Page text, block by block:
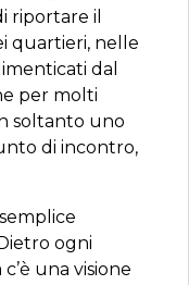
riportare il
quartieri, nelle
dal
per molti
soltanto uno
di incontro,
ogni
una visione